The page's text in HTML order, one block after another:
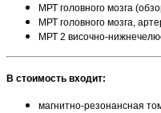
МРТ головного мозга
МРТ головного мозга,
МРТ 2 височно-
В стоимость входит:
магнитно-резонансная